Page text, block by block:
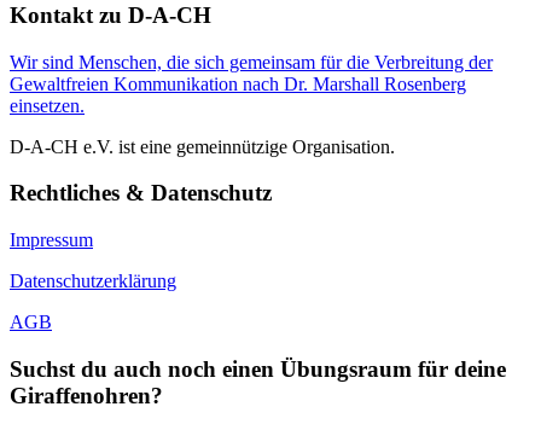
Kontakt zu D-A-CH
Wir sind Menschen, die sich gemeinsam für die Verbreitung der
Gewaltfreien Kommunikation nach Dr. Marshall Rosenberg
einsetzen.
D-A-CH e.V. ist eine gemeinnützige Organisation.
Rechtliches & Datenschutz
Impressum
Datenschutzerklärung
AGB
Suchst du auch noch einen Übungsraum für deine
Giraffenohren?